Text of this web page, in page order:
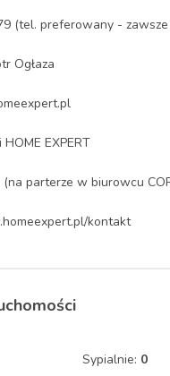
(tel. preferowany -
Ogłaza
EXPERT
parterze w biurowcu
kontakt
Sypialnie: 0